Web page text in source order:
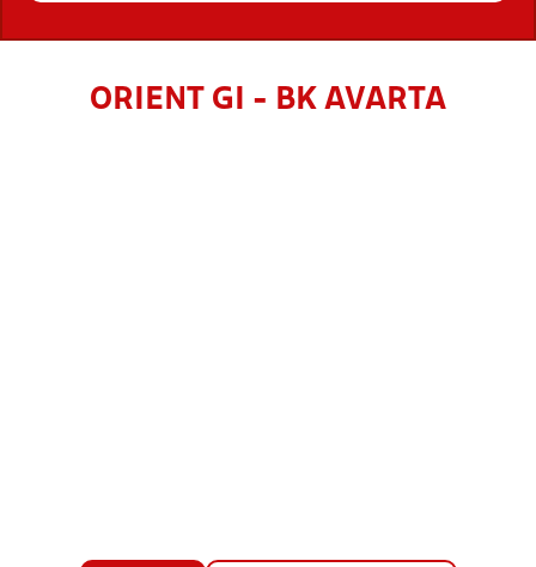
ORIENT GI - BK AVARTA